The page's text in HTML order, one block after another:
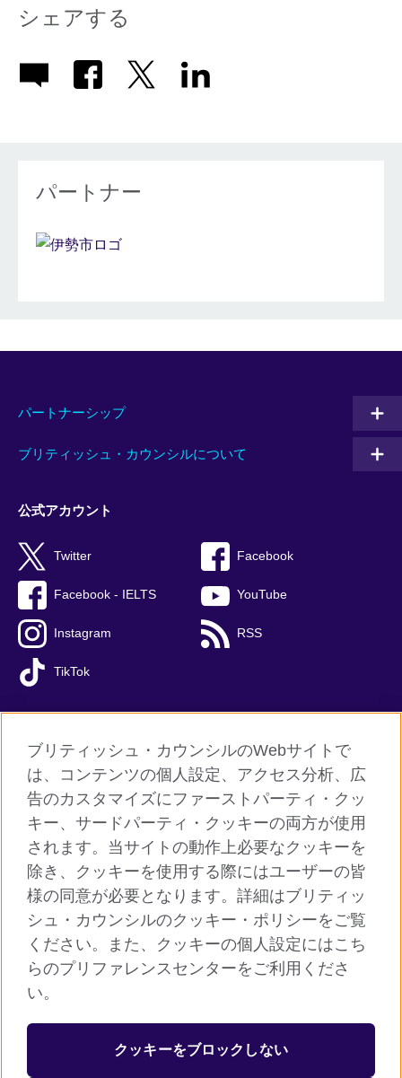
シェアする
パートナー
パートナーシップ
ブリティッシュ・カウンシルについて
公式アカウント
Twitter Facebook
Facebook - IELTS YouTube
Instagram RSS
TikTok
ご利用に際して
個人情報保護
クッキー（Cookie）について
よくあるご質問
サイトマップ
す。
英国では公益団体（非営利組織）として登録されています。公益
ブリティッシュ・カウンシルのWebサイトで
は、コンテンツの個人設定、アクセス分析、広
告のカスタマイズにファーストパーティ・クッ
キー、サードパーティ・クッキーの両方が使用
されます。当サイトの動作上必要なクッキーを
除き、クッキーを使用する際にはユーザーの皆
様の同意が必要となります。詳細はブリティッ
シュ・カウンシルのクッキー・ポリシーをご覧
ください。また、クッキーの個人設定にはこち
らのプリファレンスセンターをご利用くださ
い。
クッキーをブロックしない